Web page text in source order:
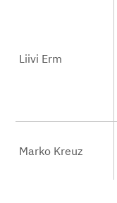
Liivi Erm
Marko Kreuz